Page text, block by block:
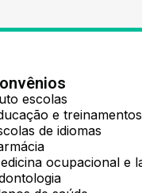
escolas
e treinamentos
de idiomas